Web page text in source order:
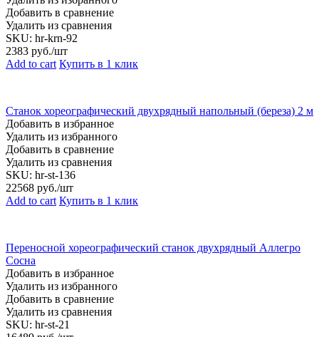
Добавить в сравнение
Удалить из сравнения
SKU: hr-krn-92
2383 руб./шт
Add to cart Купить в 1 клик
Станок хореографический двухрядный напольный (береза) 2 м
Добавить в избранное
Удалить из избранного
Добавить в сравнение
Удалить из сравнения
SKU: hr-st-136
22568 руб./шт
Add to cart Купить в 1 клик
Переносной хореографический станок двухрядный Аллегро
Сосна
Добавить в избранное
Удалить из избранного
Добавить в сравнение
Удалить из сравнения
SKU: hr-st-21